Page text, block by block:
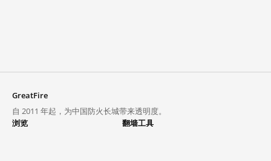
GreatFire
自 2011 年起，为中国防火长城带来透明度。
浏览
翻墙工具